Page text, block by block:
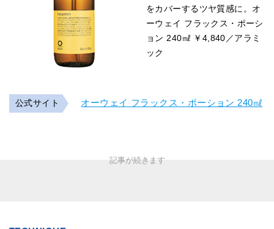
をカバーするツヤ質感に。オ
ーウェイ フラックス・ポーシ
ョン 240㎖ ￥4,840／アラミ
ック
公式サイト オーウェイ フラックス・ポーション 240㎖